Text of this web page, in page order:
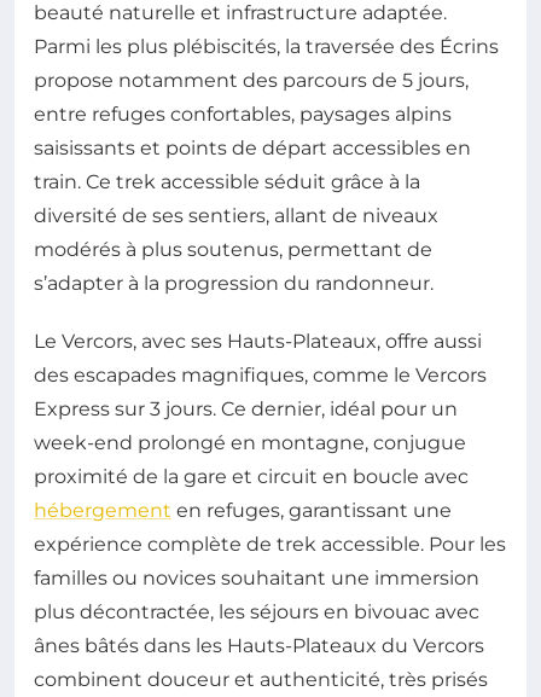
beauté naturelle et infrastructure adaptée.
Parmi les plus plébiscités, la traversée des Écrins
propose notamment des parcours de 5 jours,
entre refuges confortables, paysages alpins
saisissants et points de départ accessibles en
train. Ce trek accessible séduit grâce à la
diversité de ses sentiers, allant de niveaux
modérés à plus soutenus, permettant de
s’adapter à la progression du randonneur.
Le Vercors, avec ses Hauts-Plateaux, offre aussi
des escapades magnifiques, comme le Vercors
Express sur 3 jours. Ce dernier, idéal pour un
week-end prolongé en montagne, conjugue
proximité de la gare et circuit en boucle avec
hébergement en refuges, garantissant une
expérience complète de trek accessible. Pour les
familles ou novices souhaitant une immersion
plus décontractée, les séjours en bivouac avec
ânes bâtés dans les Hauts-Plateaux du Vercors
combinent douceur et authenticité, très prisés